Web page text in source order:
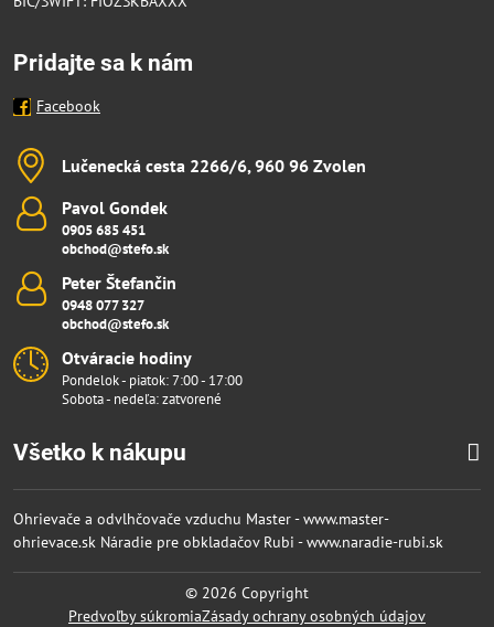
Pridajte sa k nám
Facebook
Lučenecká cesta 2266/6, 960 96 Zvolen
Pavol Gondek
0905 685 451
obchod@stefo.sk
Peter Štefančin
0948 077 327
obchod@stefo.sk
Otváracie hodiny
Pondelok - piatok: 7:00 - 17:00
Sobota - nedeľa: zatvorené
Všetko k nákupu
Ohrievače a odvlhčovače vzduchu Master - www.master-
ohrievace.sk Náradie pre obkladačov Rubi - www.naradie-rubi.sk
© 2026 Copyright
Predvoľby súkromiaZásady ochrany osobných údajov